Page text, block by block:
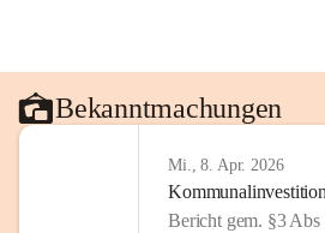
Bekanntmachungen
Mi., 8. Apr. 2026
Bericht gem. §3